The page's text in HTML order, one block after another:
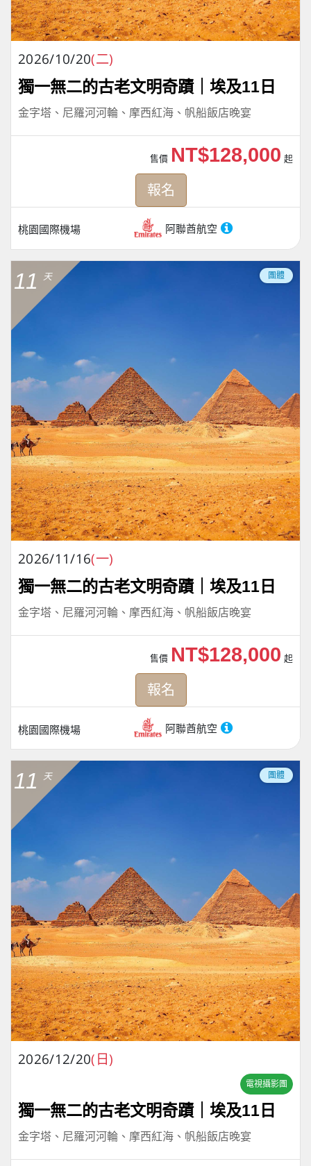
2026/10/20(二)
獨一無二的古老文明奇蹟｜埃及11日
金字塔、尼羅河河輪、摩西紅海、帆船飯店晚宴
桃園國際機場 阿聯酋航空
售價 NT$128,000 起
報名
11 天 團體
2026/11/16(一)
獨一無二的古老文明奇蹟｜埃及11日
金字塔、尼羅河河輪、摩西紅海、帆船飯店晚宴
桃園國際機場 阿聯酋航空
售價 NT$128,000 起
報名
11 天 團體
2026/12/20(日)
電視攝影團
獨一無二的古老文明奇蹟｜埃及11日
金字塔、尼羅河河輪、摩西紅海、帆船飯店晚宴